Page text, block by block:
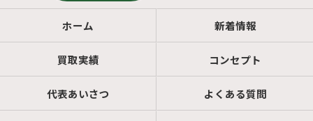
ホーム 新着情報
買取実績 コンセプト
代表あいさつ よくある質問